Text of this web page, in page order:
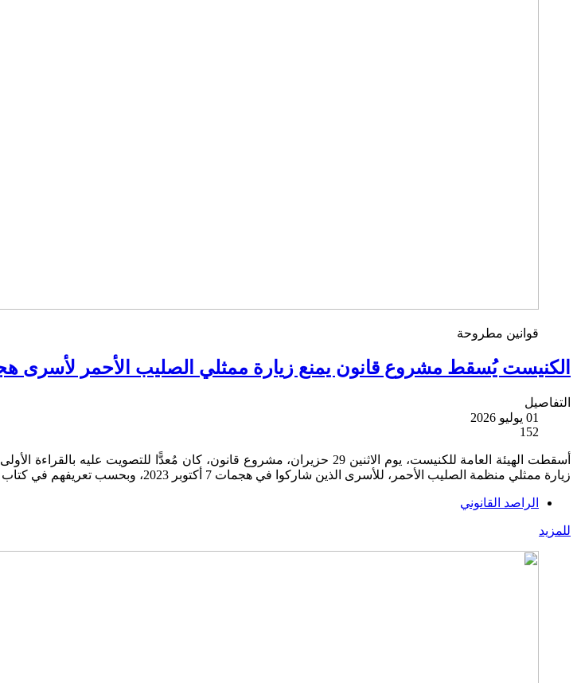
قوانين مطروحة
الكنيست يُسقط مشروع قانون يمنع زيارة ممثلي الصليب الأحمر لأسرى هجمات 7
التفاصيل
01 يوليو 2026
152
أسقطت الهيئة العامة للكنيست، يوم الاثنين 29 حزيران، مشروع قانون، كان
زيارة ممثلي منظمة الصليب الأحمر، للأسرى الذين شاركوا في هجمات 7 أكتوبر 2023، وبحسب تعريفهم في كتاب القوانين الإسرائيلي، "مقاتلون غير شرعيين".
الراصد القانوني
للمزيد